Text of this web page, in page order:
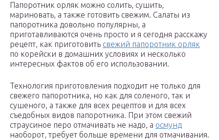
Папоротник орляк можно солить, сушить,
мариновать, а также готовить свежим. Салаты из
папоротника довольно популярны, а
приготавливаются очень просто и я сегодня расскажу
рецепт, как приготовить свежий папоротник орляк
по корейски в домашних условиях и несколько
интересных фактов об его использовании.
Технология приготовления подходит не только для
свежего папоротника, но как для соленого, так и
сушеного, а также для всех рецептов и для всех
съедобных видов папоротника. При этом свежий
страусиное перо отмачивать не надо, а осмунд
наоборот, требует больше времени для отмачивания.